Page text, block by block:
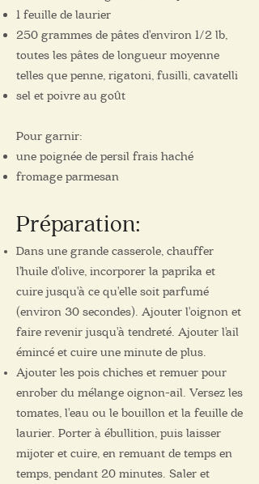
1 feuille de laurier
250 grammes de pâtes d'environ 1/2 lb,
toutes les pâtes de longueur moyenne
telles que penne, rigatoni, fusilli, cavatelli
sel et poivre au goût
Pour garnir:
une poignée de persil frais haché
fromage parmesan
Préparation:
Dans une grande casserole, chauffer
l'huile d'olive, incorporer la paprika et
cuire jusqu'à ce qu'elle soit parfumé
(environ 30 secondes). Ajouter l'oignon et
faire revenir jusqu'à tendreté. Ajouter l'ail
émincé et cuire une minute de plus.
Ajouter les pois chiches et remuer pour
enrober du mélange oignon-ail. Versez les
tomates, l'eau ou le bouillon et la feuille de
laurier. Porter à ébullition, puis laisser
mijoter et cuire, en remuant de temps en
temps, pendant 20 minutes. Saler et